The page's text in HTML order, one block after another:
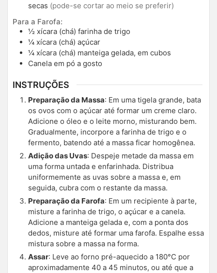
secas (pode-se cortar ao meio se preferir)
Para a Farofa:
½ xícara (chá) farinha de trigo
¼ xícara (chá) açúcar
¼ xícara (chá) manteiga gelada, em cubos
Canela em pó a gosto
INSTRUÇÕES
Preparação da Massa: Em uma tigela grande, bata
os ovos com o açúcar até formar um creme claro.
Adicione o óleo e o leite morno, misturando bem.
Gradualmente, incorpore a farinha de trigo e o
fermento, batendo até a massa ficar homogênea.
Adição das Uvas: Despeje metade da massa em
uma forma untada e enfarinhada. Distribua
uniformemente as uvas sobre a massa e, em
seguida, cubra com o restante da massa.
Preparação da Farofa: Em um recipiente à parte,
misture a farinha de trigo, o açúcar e a canela.
Adicione a manteiga gelada e, com a ponta dos
dedos, misture até formar uma farofa. Espalhe essa
mistura sobre a massa na forma.
Assar: Leve ao forno pré-aquecido a 180°C por
aproximadamente 40 a 45 minutos, ou até que a